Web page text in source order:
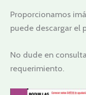
Proporcionamos
puede descargar el
No dude en
requerimiento.